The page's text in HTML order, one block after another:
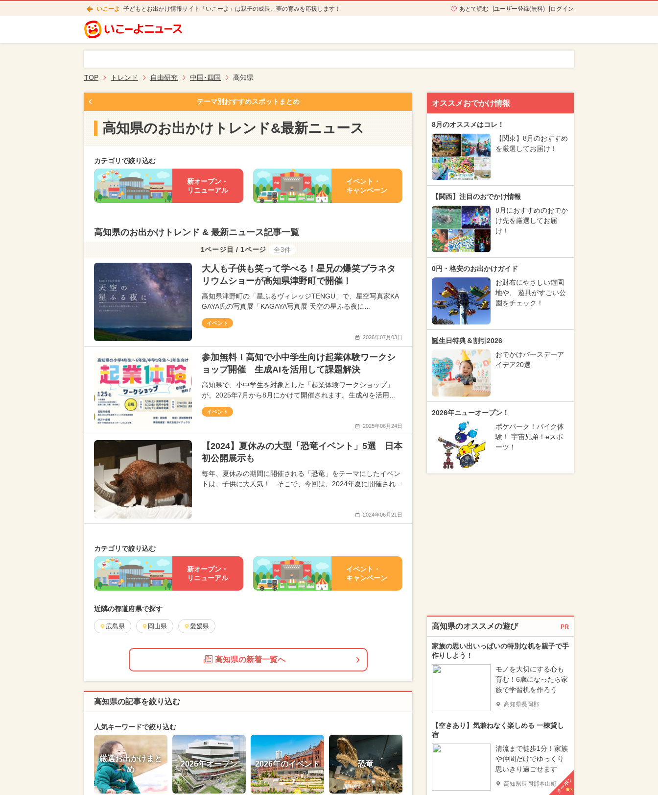
いこーよ 子どもとお出かけ情報サイト「いこーよ」は親子の成長、夢の育みを応援します！ あとで読む ユーザー登録(無料) ログイン
TOP トレンド 自由研究 中国･四国 高知県
テーマ別おすすめスポットまとめ
高知県のお出かけトレンド&最新ニュース
カテゴリで絞り込む
新オープン・
リニューアル
イベント・
キャンペーン
高知県のお出かけトレンド & 最新ニュース記事一覧
1ページ目 / 1ページ 全3件
大人も子供も笑って学べる！星兄の爆笑プラネタ
リウムショーが高知県津野町で開催！
高知県津野町の「星ふるヴィレッジTENGU」で、星空写真家KA
GAYA氏の写真展「KAGAYA写真展 天空の星ふる夜に…
イベント
2026年07月03日
参加無料！高知で小中学生向け起業体験ワークシ
ョップ開催 生成AIを活用して課題解決
高知県で、小中学生を対象とした「起業体験ワークショップ」
が、2025年7月から8月にかけて開催されます。生成AIを活用…
イベント
2025年06月24日
【2024】夏休みの大型「恐竜イベント」5選 日本
初公開展示も
毎年、夏休みの期間に開催される「恐竜」をテーマにしたイベン
トは、子供に大人気！ そこで、今回は、2024年夏に開催され…
2024年06月21日
カテゴリで絞り込む
新オープン・
リニューアル
イベント・
キャンペーン
近隣の都道府県で探す
広島県 岡山県 愛媛県
高知県の新着一覧へ
高知県の記事を絞り込む
人気キーワードで絞り込む
厳選お出かけまと
め
2026年オープン 2026年のイベント 恐竜
オススメおでかけ情報
8月のオススメはコレ！
【関東】8月のおすすめ
を厳選してお届け！
【関西】注目のおでかけ情報
8月におすすめのおでか
け先を厳選してお届
け！
0円・格安のお出かけガイド
お財布にやさしい遊園
地や、 遊具がすごい公
園をチェック！
誕生日特典＆割引2026
おでかけバースデーア
イデア20選
2026年ニューオープン！
ポケパーク！バイク体
験！ 宇宙兄弟！eスポ
ーツ！
高知県のオススメの遊び PR
家族の思い出いっぱいの特別な机を親子で手
作りしよう！
モノを大切にする心も
育む！6歳になったら家
族で学習机を作ろう
高知県長岡郡
【空きあり】気兼ねなく楽しめる 一棟貸し
宿
清流まで徒歩1分！家族
や仲間だけでゆっくり
思いきり過ごせます
高知県長岡郡本山町クーポン